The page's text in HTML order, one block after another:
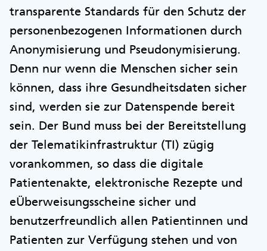
transparente Standards für den Schutz der
personenbezogenen Informationen durch
Anonymisierung und Pseudonymisierung.
Denn nur wenn die Menschen sicher sein
können, dass ihre Gesundheitsdaten sicher
sind, werden sie zur Datenspende bereit
sein. Der Bund muss bei der Bereitstellung
der Telematikinfrastruktur (TI) zügig
vorankommen, so dass die digitale
Patientenakte, elektronische Rezepte und
eÜberweisungsscheine sicher und
benutzerfreundlich allen Patientinnen und
Patienten zur Verfügung stehen und von